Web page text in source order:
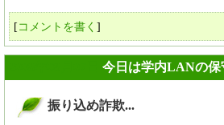
[コメントを書く ]
今日は学内LANの保
振り込め詐欺...